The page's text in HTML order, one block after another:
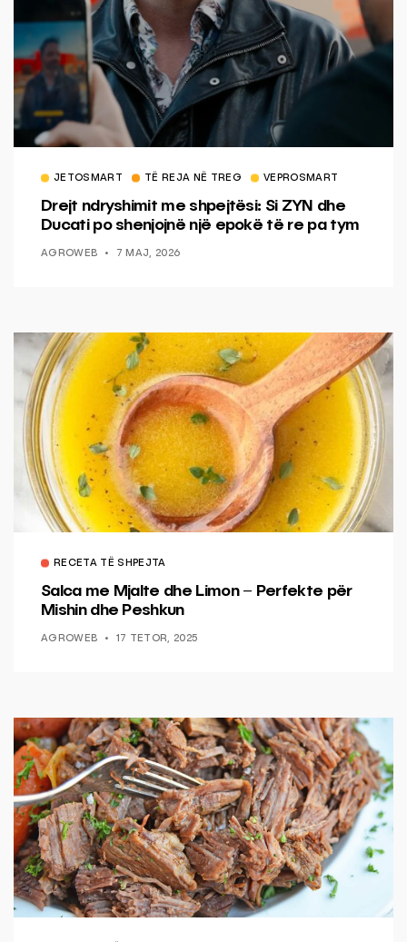
JETOSMART TË REJA NË TREG VEPROSMART
Drejt ndryshimit me shpejtësi: Si ZYN dhe
Ducati po shenjojnë një epokë të re pa tym
AGROWEB 7 MAJ, 2026
RECETA TË SHPEJTA
Salca me Mjalte dhe Limon – Perfekte për
Mishin dhe Peshkun
AGROWEB 17 TETOR, 2025